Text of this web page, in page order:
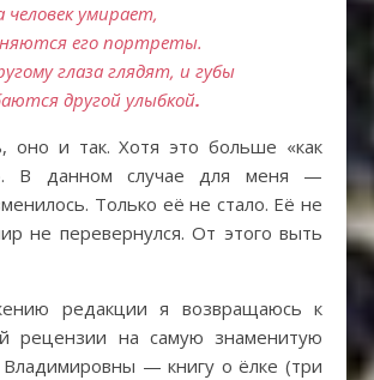
человек умирает,
его портреты.
глаза глядят, и губы
другой улыбкой.
В данном случае для меня —
Только её не стало. Её не
не перевернулся. От этого выть
редакции я возвращаюсь к
рецензии на самую знаменитую
Владимировны — книгу о ёлке (три